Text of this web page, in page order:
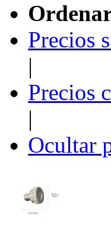
Precios
|
Precios
|
Ocultar